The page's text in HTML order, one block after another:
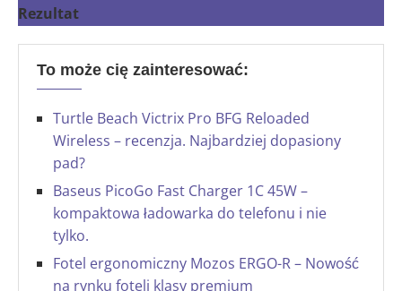
Rezultat
To może cię zainteresować:
Turtle Beach Victrix Pro BFG Reloaded
Wireless – recenzja. Najbardziej dopasiony
pad?
Baseus PicoGo Fast Charger 1C 45W –
kompaktowa ładowarka do telefonu i nie
tylko.
Fotel ergonomiczny Mozos ERGO-R – Nowość
na rynku foteli klasy premium